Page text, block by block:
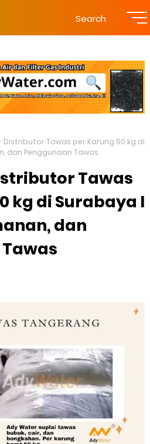
Search
Distributor Tawas per Karung 50 kg di
dan Penggunaan Tawas
Tawas
kg di Surabaya I
dan